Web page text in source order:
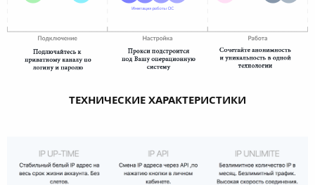
ТЕХНИЧЕСКИЕ ХАРАКТЕРИСТИКИ